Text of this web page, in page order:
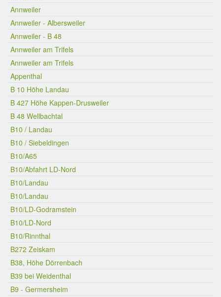
Annweiler
Annweiler - Albersweiler
Annweiler - B 48
Annweiler am Trifels
Annweiler am Trifels
Appenthal
B 10 Höhe Landau
B 427 Höhe Kappen-Drusweiler
B 48 Wellbachtal
B10 / Landau
B10 / Siebeldingen
B10/A65
B10/Abfahrt LD-Nord
B10/Landau
B10/Landau
B10/LD-Godramstein
B10/LD-Nord
B10/Rinnthal
B272 Zeiskam
B38, Höhe Dörrenbach
B39 bei Weidenthal
B9 - Germersheim